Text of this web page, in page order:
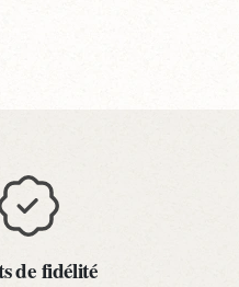
de fidélité